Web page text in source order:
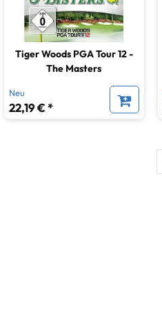
Tiger Woods PGA Tour 12 -
The Masters
Neu
22,19 € *